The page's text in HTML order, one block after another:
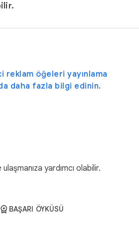
reklam öğeleri yayınlama
daha fazla bilgi edinin.
yardımcı olabilir.
BAŞARI ÖYKÜSÜ